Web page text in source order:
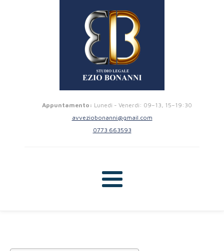
Appuntamento: Lunedi - Venerdi: 09–13, 15–19:30
avveziobonanni@gmail.com
0773 663593